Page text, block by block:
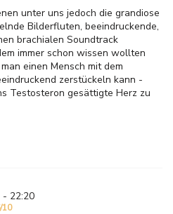
unter uns jedoch die grandiose
Bilderfluten, beeindruckende,
brachialen Soundtrack
immer schon wissen wollten
einen Mensch mit dem
zerstückeln kann -
Testosteron gesättigte Herz zu
- 22:20
10